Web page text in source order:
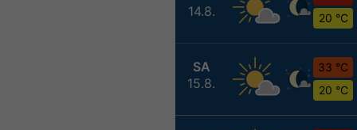
14.8.
20 °C
SA
15.8.
33 °C
20 °C